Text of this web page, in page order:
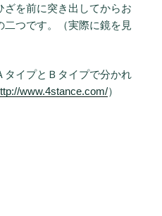
を前に突き出してからお
二つです。（実際に鏡を見
タイプとＢタイプで分かれ
www.4stance.com/）